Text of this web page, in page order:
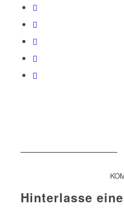
Hinterlasse